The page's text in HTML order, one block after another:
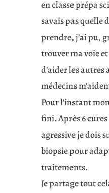
en classe prépa
savais pas quelle
prendre, j’ai pu,
trouver ma voie
d’aider les autres
médecins
Pour l’instant
fini. Après 6
agressive je dois
biopsie pour
traitements.
Je partage tout